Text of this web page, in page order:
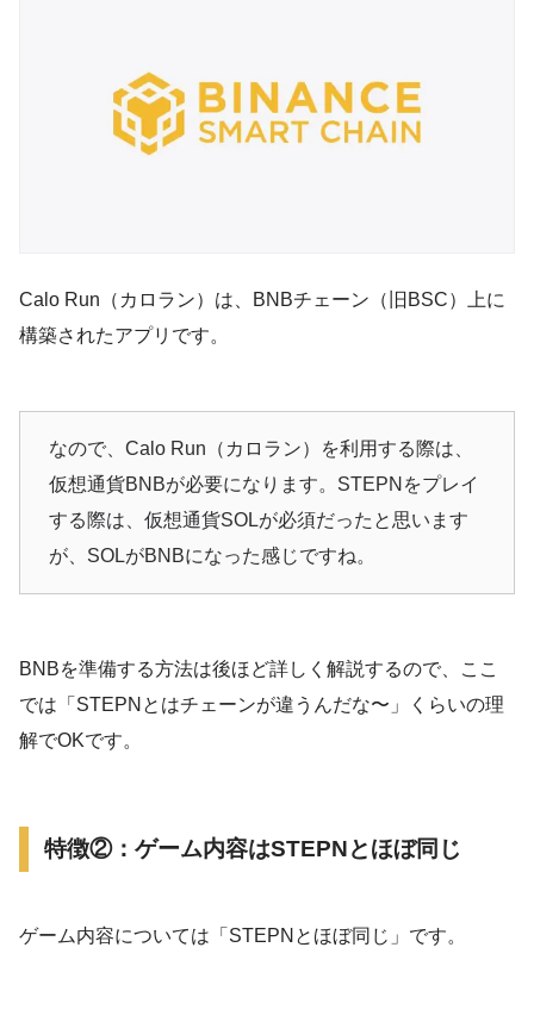
Calo Run（カロラン）は、BNBチェーン（旧BSC）上に
構築されたアプリです。
なので、Calo Run（カロラン）を利用する際は、
仮想通貨BNBが必要になります。STEPNをプレイ
する際は、仮想通貨SOLが必須だったと思います
が、SOLがBNBになった感じですね。
BNBを準備する方法は後ほど詳しく解説するので、ここ
では「STEPNとはチェーンが違うんだな〜」くらいの理
解でOKです。
特徴②：ゲーム内容はSTEPNとほぼ同じ
ゲーム内容については「STEPNとほぼ同じ」です。